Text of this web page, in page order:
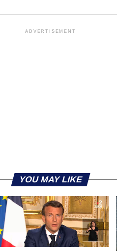
ADVERTISEMENT
YOU MAY LIKE